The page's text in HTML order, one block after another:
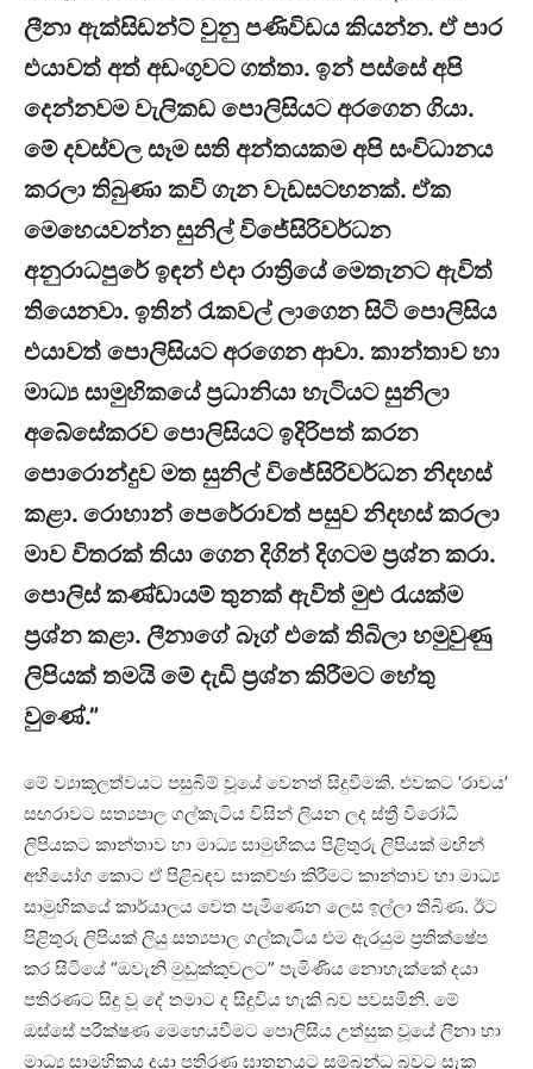
ලීනා ඇක්සිඩන්ට් වුනු පණිවිඩය කියන්න. ඒ පාර
එයාවත් අත් අඩංගුවට ගත්තා. ඉන් පස්සේ අපි
දෙන්නවම වැලිකඩ පොලිසියට අරගෙන ගියා.
මේ දවස්වල සෑම සති අන්තයකම අපි සංවිධානය
කරලා තිබුණා කවි ගැන වැඩසටහනක්. ඒක
මෙහෙයවන්න සුනිල් විජේසිරිවර්ධන
අනුරාධපුරේ ඉඳන් එදා රාත්‍රියේ මෙතැනට ඇවිත්
තියෙනවා. ඉතින් රැකවල් ලාගෙන සිටි පොලිසිය
එයාවත් පොලිසියට අරගෙන ආවා. කාන්තාව හා
මාධ්‍ය සාමුහිකයේ ප්‍රධානියා හැටියට සුනිලා
අබේසේකරව පොලිසියට ඉදිරිපත් කරන
පොරොන්දුව මත සුනිල් විජේසිරිවර්ධන නිදහස්
කළා. රොහාන් පෙරේරාවත් පසුව නිදහස් කරලා
මාව විතරක් තියා ගෙන දිගින් දිගටම ප්‍රශ්න කරා.
පොලිස් කණ්ඩායම් තුනක් ඇවිත් මුළු රැයක්ම
ප්‍රශ්න කළා. ලීනාගේ බෑග් එකේ තිබිලා හමුවුණු
ලිපියක් තමයි මේ දැඩි ප්‍රශ්න කිරීමට හේතු
වුණේ.”
මේ ව්‍යාකූලත්වයට පසුබිම් වූයේ වෙනත් සිදුවීමකි. එවකට ‘රාවය’
සඟරාවට සත්‍යපාල ගල්කැටිය විසින් ලියන ලද ස්ත්‍රී විරෝධී
ලිපියකට කාන්තාව හා මාධ්‍ය සාමුහිකය පිළිතුරු ලිපියක් මඟින්
අභියෝග කොට ඒ පිළිබඳව සාකච්ඡා කිරීමට කාන්තාව හා මාධ්‍ය
සාමුහිකයේ කාර්යාලය වෙත පැමිණෙන ලෙස ඉල්ලා තිබිණ. ඊට
පිළිතුරු ලිපියක් ලියු සත්‍යපාල ගල්කැටිය එම ඇරයුම ප්‍රතික්ෂේප
කර සිටියේ “ඔවැනි මුඩුක්කුවලට” පැමිණිය නොහැක්කේ දයා
පතිරණට සිදු වූ දේ තමාට ද සිදුවිය හැකි බව පවසමිනි. මේ
ඔස්සේ පරීක්ෂණ මෙහෙයවීමට පොලිසිය උත්සුක වූයේ ලීනා හා
මාධ්‍ය සාමුහිකය දයා පතිරණ ඝාතනයට සම්බන්ධ බවට සැක